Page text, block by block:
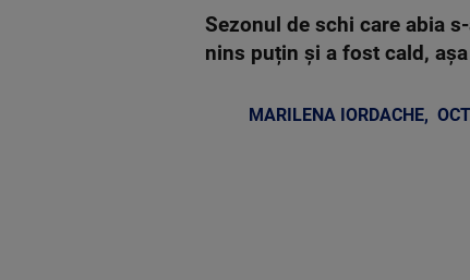
Sezonul de schi care abia
nins puțin și a fost cald,
MARILENA IORDACHE,